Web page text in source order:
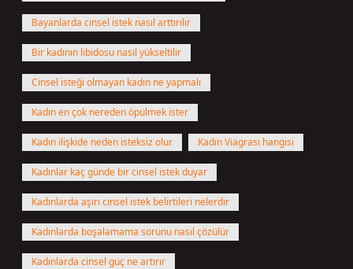
Bayanlarda cinsel istek nasıl arttırılır
Bir kadının libidosu nasıl yükseltilir
Cinsel isteği olmayan kadın ne yapmalı
Kadın en çok nereden öpülmek ister
Kadın ilişkide neden isteksiz olur Kadın Viagrası hangisi
Kadınlar kaç günde bir cinsel istek duyar
Kadınlarda aşırı cinsel istek belirtileri nelerdir
Kadınlarda boşalamama sorunu nasıl çözülür
Kadınlarda cinsel güç ne artırır